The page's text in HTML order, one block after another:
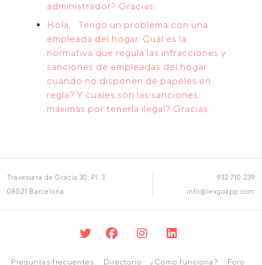
administrador? Gracias.
Hola, . Tengo un problema con una
empleada del hogar. Cuál es la
normativa que regula las infracciones y
sanciones de empleadas del hogar
cuando no disponen de papeles en
regla? Y cuáles son las sanciones
máximas por tenerla ilegal? Gracias
Travessera de Gràcia 30, Pl. 3
08021 Barcelona
932 710 239
info@lexgoapp.com
Preguntas frecuentes Directorio ¿Cómo funciona? Foro